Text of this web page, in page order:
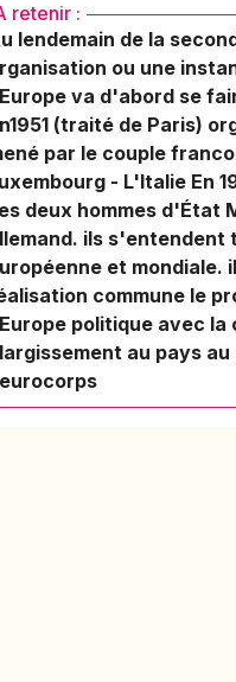
retenir :
lendemain de la
ou une
va d'abord se
(traité de Paris)
par le couple
- L'Italie En
deux hommes d'État
ils s'entendent
et
commune le
politique avec
au pays